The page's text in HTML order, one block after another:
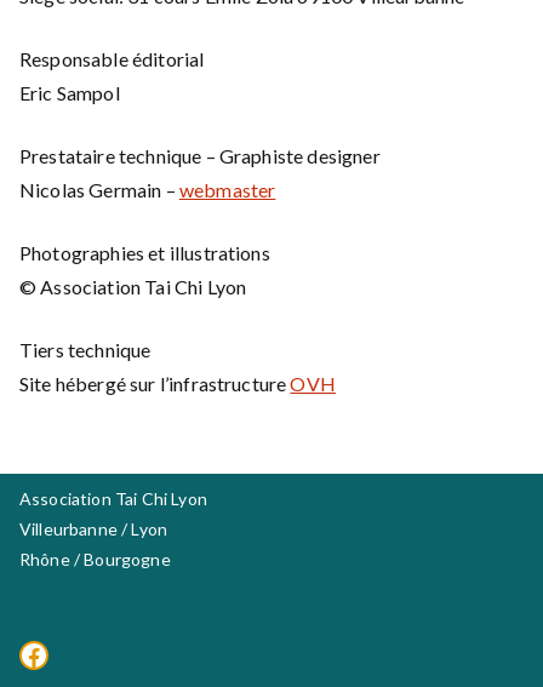
Responsable éditorial
Eric Sampol
Prestataire technique – Graphiste designer
Nicolas Germain – webmaster
Photographies et illustrations
© Association Tai Chi Lyon
Tiers technique
Site hébergé sur l’infrastructureOVH
Association Tai Chi Lyon
Villeurbanne / Lyon
Rhône / Bourgogne
Facebook